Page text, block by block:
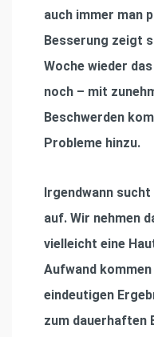
auch immer man
Besserung zeigt
Woche wieder
noch – mit
Beschwerden
Probleme hinzu.
Irgendwann
auf. Wir nehmen
vielleicht eine
Aufwand
eindeutigen
zum dauerhaften